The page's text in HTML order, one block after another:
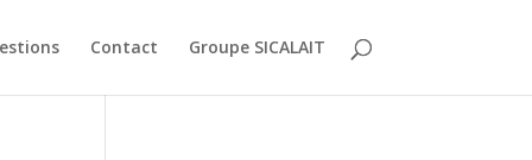
Contact Groupe SICALAIT